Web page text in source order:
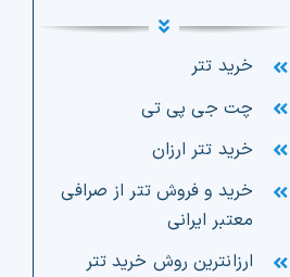
خرید تتر
چت جی پی تی
خرید تتر ارزان
خرید و فروش تتر از صرافی
معتبر ایرانی
ارزانترین روش خرید تتر